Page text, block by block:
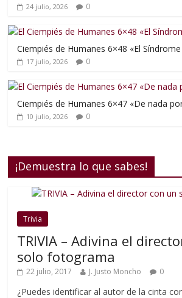
24 julio, 2026 0
Ciempiés de Humanes 6×48 «El
17 julio, 2026 0
Ciempiés de Humanes 6×47 «De nada
10 julio, 2026 0
¡Demuestra lo que sabes!
Trivia
TRIVIA – Adivina el
solo fotograma
22 julio, 2017 J. Justo Moncho 0
¿Puedes identificar al autor de la cinta